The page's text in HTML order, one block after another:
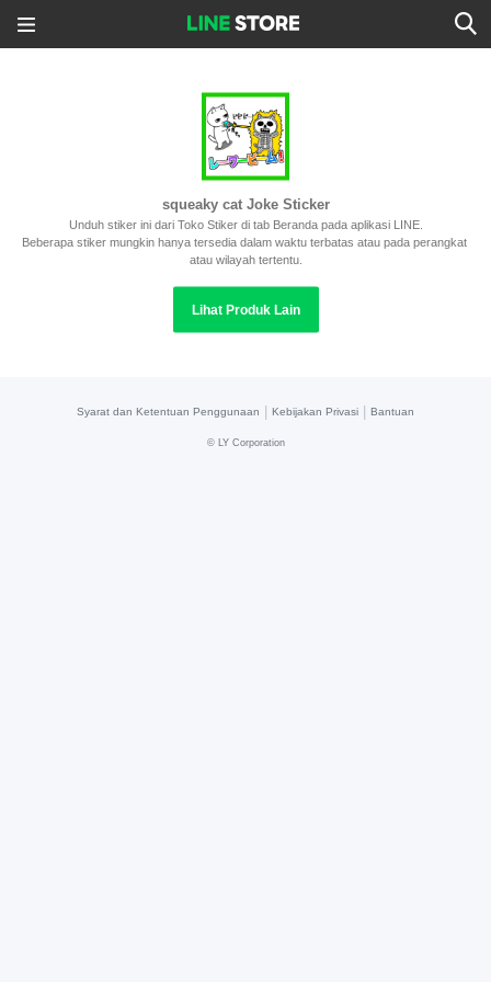
squeaky cat Joke Sticker
Unduh stiker ini dari Toko Stiker di tab Beranda pada aplikasi LINE.
Beberapa stiker mungkin hanya tersedia dalam waktu terbatas atau pada perangkat
atau wilayah tertentu.
Lihat Produk Lain
Syarat dan Ketentuan Penggunaan Kebijakan Privasi Bantuan
© LY Corporation